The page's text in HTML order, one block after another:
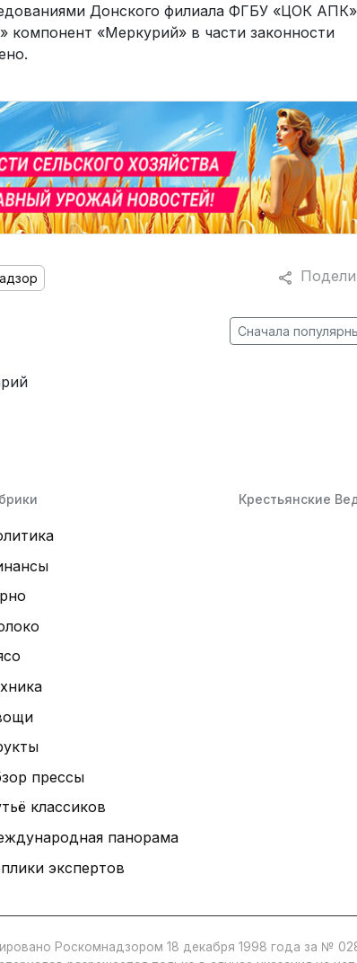
Донского филиала ФГБУ «ЦОК
«Меркурий» в части законности
Сначала
прессы
классиков
панорама
экспертов
Крестьянские
Роскомнадзором 18 декабря 1998 года за №